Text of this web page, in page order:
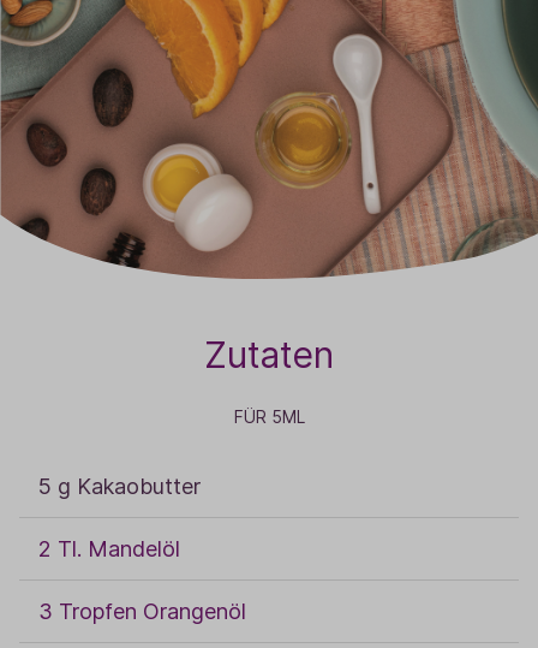
Zutaten
FÜR 5ML
5 g Kakaobutter
2 Tl. Mandelöl
3 Tropfen Orangenöl